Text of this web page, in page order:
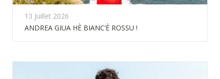
13 Juillet 2026
ANDREA GIUA HÈ BIANC’È ROSSU !